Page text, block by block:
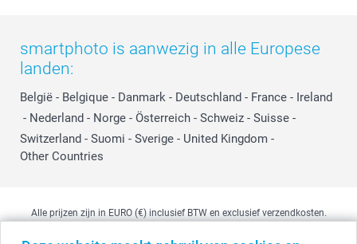
smartphoto is aanwezig in alle Europese
landen:
België - Belgique - Danmark - Deutschland - France - Ireland
- Nederland - Norge - Österreich - Schweiz - Suisse -
Switzerland - Suomi - Sverige - United Kingdom -
Other Countries
Alle prijzen zijn in EURO (€) inclusief BTW en exclusief verzendkosten.